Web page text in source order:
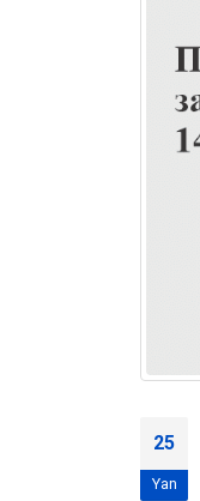
25
Yan